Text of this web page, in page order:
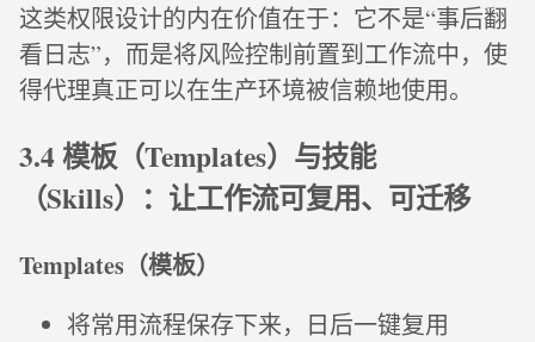
这类权限设计的内在价值在于：它不是“事后翻
看日志”，而是将风险控制前置到工作流中，使
得代理真正可以在生产环境被信赖地使用。
3.4 模板（Templates）与技能
（Skills）：让工作流可复用、可迁移
Templates（模板）
将常用流程保存下来，日后一键复用